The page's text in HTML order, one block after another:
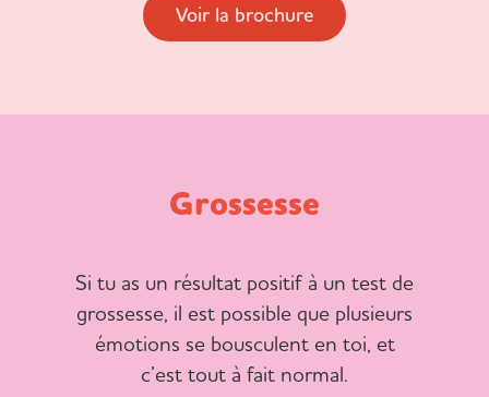
Voir la brochure
Grossesse
Si tu as un résultat positif à un test de
grossesse, il est possible que plusieurs
émotions se bousculent en toi, et
c’est tout à fait normal.